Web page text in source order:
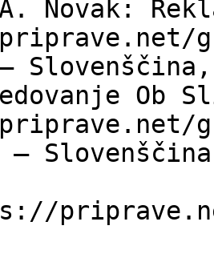
Novak:
Ob